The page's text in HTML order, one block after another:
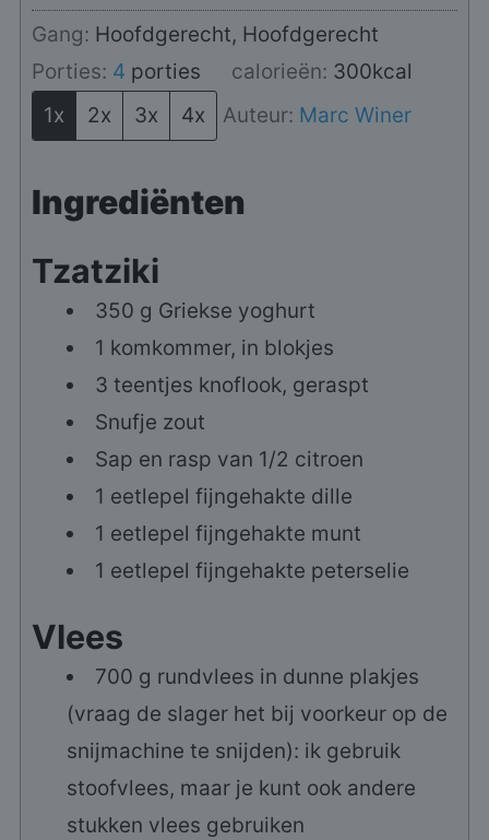
Gang: Hoofdgerecht, Hoofdgerecht
Porties: 4 porties calorieën: 300kcal
1x
2x 3x 4x Auteur: Marc Winer
Ingrediënten
Tzatziki
350 g Griekse yoghurt
1 komkommer, in blokjes
3 teentjes knoflook, geraspt
Snufje zout
Sap en rasp van 1/2 citroen
1 eetlepel fijngehakte dille
1 eetlepel fijngehakte munt
1 eetlepel fijngehakte peterselie
Vlees
700 g rundvlees in dunne plakjes
(vraag de slager het bij voorkeur op de
snijmachine te snijden): ik gebruik
stoofvlees, maar je kunt ook andere
stukken vlees gebruiken